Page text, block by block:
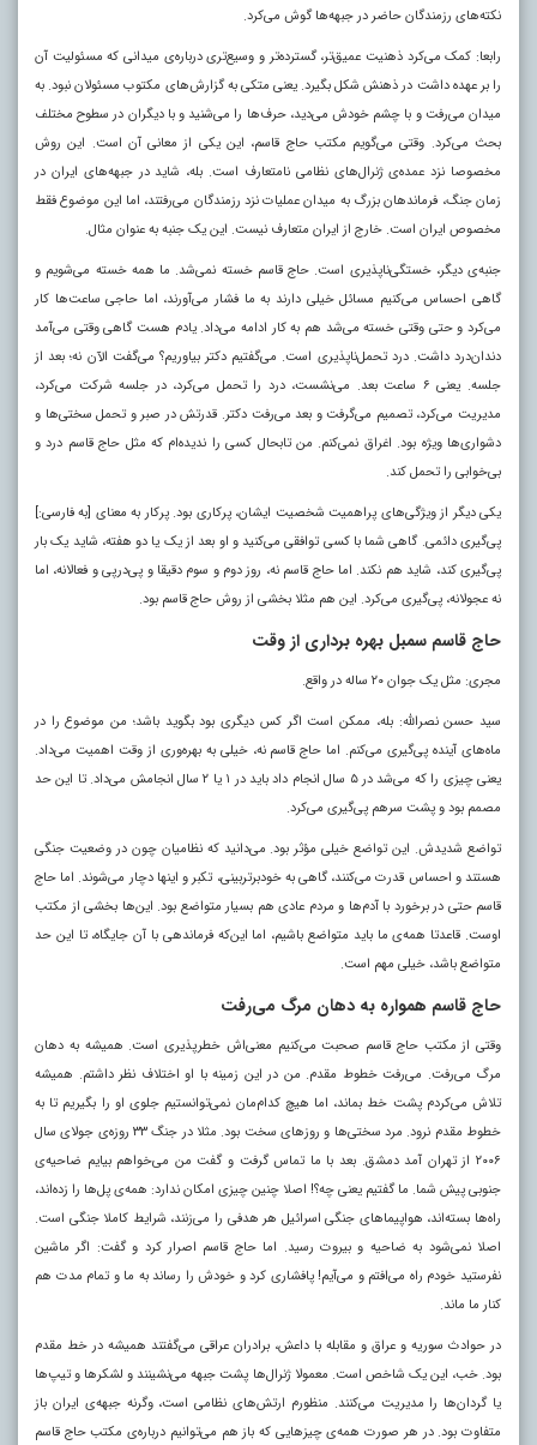
نکته‌های رزمندگان حاضر در جبهه‌ها گوش می‌کرد.
رابعا: کمک می‌کرد ذهنیت عمیق‌تر، گسترده‌تر و وسیع‌تری درباره‌ی میدانی که مسئولیت آن
را بر عهده داشت در ذهنش شکل بگیرد. یعنی متکی به گزارش‌های مکتوب مسئولان نبود. به
میدان می‌رفت و با چشم خودش می‌دید، حرف‌ها را می‌شنید و با دیگران در سطوح مختلف
بحث می‌کرد. وقتی می‌گویم مکتب حاج قاسم، این یکی از معانی آن است. این روش
مخصوصا نزد عمده‌ی ژنرال‌های نظامی نامتعارف است. بله، شاید در جبهه‌های ایران در
زمان جنگ، فرماندهان بزرگ به میدان عملیات نزد رزمندگان می‌رفتند، اما این موضوع فقط
مخصوص ایران است. خارج از ایران متعارف نیست. این یک جنبه به عنوان مثال.
جنبه‌ی دیگر، خستگی‌ناپذیری است. حاج قاسم خسته نمی‌شد. ما همه خسته می‌شویم و
گاهی احساس می‌کنیم مسائل خیلی دارند به ما فشار می‌آورند، اما حاجی ساعت‌ها کار
می‌کرد و حتی وقتی خسته می‌شد هم به کار ادامه می‌داد. یادم هست گاهی وقتی می‌آمد
دندان‌درد داشت. درد تحمل‌ناپذیری است. می‌گفتیم دکتر بیاوریم؟ می‌گفت الآن نه؛ بعد از
جلسه. یعنی ۶ ساعت بعد. می‌نشست، درد را تحمل می‌کرد، در جلسه شرکت می‌کرد،
مدیریت می‌کرد، تصمیم می‌گرفت و بعد می‌رفت دکتر. قدرتش در صبر و تحمل سختی‌ها و
دشواری‌ها ویژه بود. اغراق نمی‌کنم. من تابحال کسی را ندیده‌ام که مثل حاج قاسم درد و
بی‌خوابی را تحمل کند.
یکی دیگر از ویژگی‌های پراهمیت شخصیت ایشان، پرکاری بود. پرکار به معنای [به فارسی:]
پی‌گیری دائمی. گاهی شما با کسی توافقی می‌کنید و او بعد از یک یا دو هفته، شاید یک بار
پی‌گیری کند، شاید هم نکند. اما حاج قاسم نه، روز دوم و سوم دقیقا و پی‌درپی و فعالانه، اما
نه عجولانه، پی‌گیری می‌کرد. این هم مثلا بخشی از روش حاج قاسم بود.
حاج قاسم سمبل بهره برداری از وقت
مجری: مثل یک جوان ۲۰ ساله در واقع.
سید حسن نصرالله: بله، ممکن است اگر کس دیگری بود بگوید باشد؛ من موضوع را در
ماه‌های آینده پی‌گیری می‌کنم. اما حاج قاسم نه، خیلی به بهره‌وری از وقت اهمیت می‌داد.
یعنی چیزی را که می‌شد در ۵ سال انجام داد باید در ۱ یا ۲ سال انجامش می‌داد. تا این حد
مصمم بود و پشت سرهم پی‌گیری می‌کرد.
تواضع شدیدش. این تواضع خیلی مؤثر بود. می‌دانید که نظامیان چون در وضعیت جنگی
هستند و احساس قدرت می‌کنند، گاهی به خودبرتربینی، تکبر و اینها دچار می‌شوند. اما حاج
قاسم حتی در برخورد با آدم‌ها و مردم عادی هم بسیار متواضع بود. این‌ها بخشی از مکتب
اوست. قاعدتا همه‌ی ما باید متواضع باشیم، اما این‌که فرماندهی با آن جایگاه، تا این حد
متواضع باشد، خیلی مهم است.
حاج قاسم همواره به دهان مرگ می‌رفت
وقتی از مکتب حاج قاسم صحبت می‌کنیم معنی‌اش خطرپذیری است. همیشه به دهان
مرگ می‌رفت. می‌رفت خطوط مقدم. من در این زمینه با او اختلاف نظر داشتم. همیشه
تلاش می‌کردم پشت خط بماند، اما هیچ کدام‌مان نمی‌توانستیم جلوی او را بگیریم تا به
خطوط مقدم نرود. مرد سختی‌ها و روزهای سخت بود. مثلا در جنگ ۳۳ روزه‌ی جولای سال
۲۰۰۶ از تهران آمد دمشق. بعد با ما تماس گرفت و گفت من می‌خواهم بیایم ضاحیه‌ی
جنوبی پیش شما. ما گفتیم یعنی چه؟! اصلا چنین چیزی امکان ندارد: همه‌ی پل‌ها را زده‌اند،
راه‌ها بسته‌اند، هواپیماهای جنگی اسرائیل هر هدفی را می‌زنند، شرایط کاملا جنگی است.
اصلا نمی‌شود به ضاحیه و بیروت رسید. اما حاج قاسم اصرار کرد و گفت: اگر ماشین
نفرستید خودم راه می‌افتم و می‌آیم! پافشاری کرد و خودش را رساند به ما و تمام مدت هم
کنار ما ماند.
در حوادث سوریه و عراق و مقابله با داعش، برادران عراقی می‌گفتند همیشه در خط مقدم
بود. خب، این یک شاخص است. معمولا ژنرال‌ها پشت جبهه می‌نشینند و لشکرها و تیپ‌ها
یا گردان‌ها را مدیریت می‌کنند. منظورم ارتش‌های نظامی است، وگرنه جبهه‌ی ایران باز
متفاوت بود. در هر صورت همه‌ی چیزهایی که باز هم می‌توانیم درباره‌ی مکتب حاج قاسم